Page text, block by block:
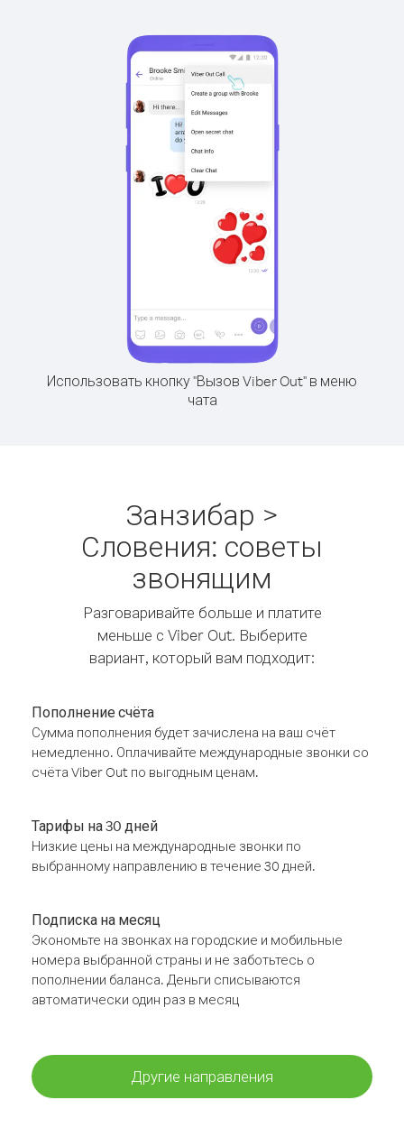
Использовать кнопку "Вызов Viber Out" в меню
чата
Занзибар >
Словения: советы
звонящим
Разговаривайте больше и платите
меньше с Viber Out. Выберите
вариант, который вам подходит:
Пополнение счёта
Сумма пополнения будет зачислена на ваш счёт
немедленно. Оплачивайте международные звонки со
счёта Viber Out по выгодным ценам.
Тарифы на 30 дней
Низкие цены на международные звонки по
выбранному направлению в течение 30 дней.
Подписка на месяц
Экономьте на звонках на городские и мобильные
номера выбранной страны и не заботьтесь о
пополнении баланса. Деньги списываются
автоматически один раз в месяц
Другие направления